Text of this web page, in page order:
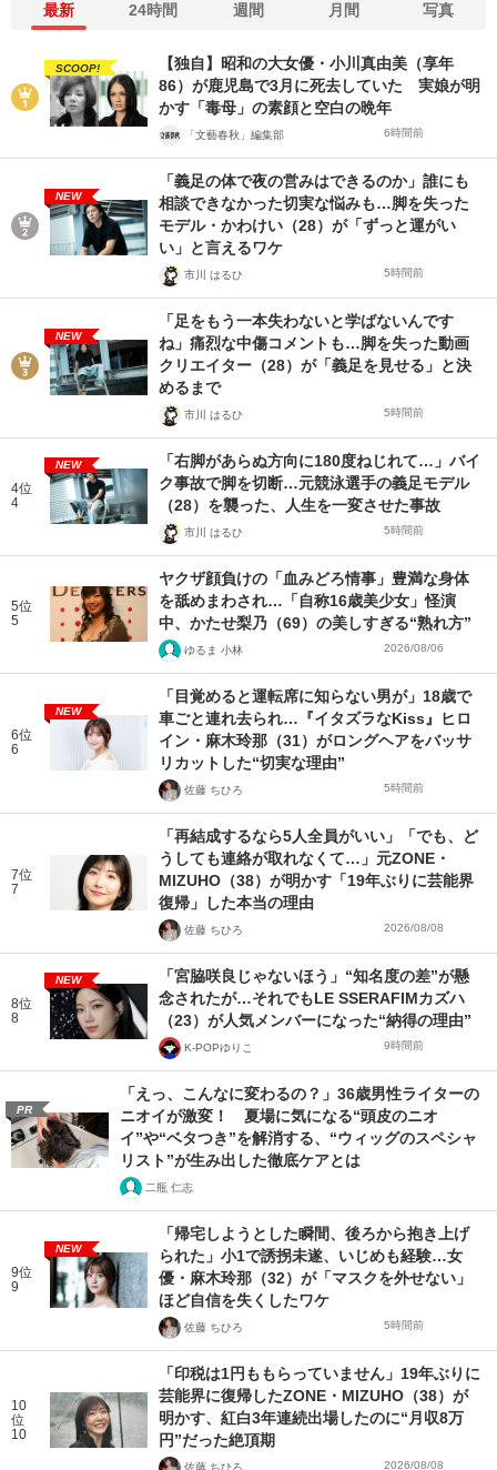
最新 24時間 週間 月間 写真
SCOOP!
【独自】昭和の大女優・小川真由美（享年
86）が鹿児島で3月に死去していた 実娘が明
かす「毒母」の素顔と空白の晩年
「文藝春秋」編集部 6時間前
NEW
「義足の体で夜の営みはできるのか」誰にも
相談できなかった切実な悩みも…脚を失った
モデル・かわけい（28）が「ずっと運がい
い」と言えるワケ
市川 はるひ 5時間前
NEW
「足をもう一本失わないと学ばないんです
ね」痛烈な中傷コメントも…脚を失った動画
クリエイター（28）が「義足を見せる」と決
めるまで
市川 はるひ 5時間前
4位
4
NEW
「右脚があらぬ方向に180度ねじれて…」バイ
ク事故で脚を切断…元競泳選手の義足モデル
（28）を襲った、人生を一変させた事故
市川 はるひ 5時間前
5位
5
ヤクザ顔負けの「血みどろ情事」豊満な身体
を舐めまわされ…「自称16歳美少女」怪演
中、かたせ梨乃（69）の美しすぎる“熟れ方”
ゆるま 小林 2026/08/06
6位
6
NEW
「目覚めると運転席に知らない男が」18歳で
車ごと連れ去られ…『イタズラなKiss』ヒロ
イン・麻木玲那（31）がロングヘアをバッサ
リカットした“切実な理由”
佐藤 ちひろ 5時間前
7位
7
「再結成するなら5人全員がいい」「でも、ど
うしても連絡が取れなくて…」元ZONE・
MIZUHO（38）が明かす「19年ぶりに芸能界
復帰」した本当の理由
佐藤 ちひろ 2026/08/08
8位
8
NEW
「宮脇咲良じゃないほう」“知名度の差”が懸
念されたが…それでもLE SSERAFIMカズハ
（23）が人気メンバーになった“納得の理由”
K-POPゆりこ 9時間前
PR
「えっ、こんなに変わるの？」36歳男性ライターの
ニオイが激変！ 夏場に気になる“頭皮のニオ
イ”や“ベタつき”を解消する、“ウィッグのスペシャ
リスト”が生み出した徹底ケアとは
二瓶 仁志
9位
9
NEW
「帰宅しようとした瞬間、後ろから抱き上げ
られた」小1で誘拐未遂、いじめも経験…女
優・麻木玲那（32）が「マスクを外せない」
ほど自信を失くしたワケ
佐藤 ちひろ 5時間前
10
位
10
「印税は1円ももらっていません」19年ぶりに
芸能界に復帰したZONE・MIZUHO（38）が
明かす、紅白3年連続出場したのに“月収8万
円”だった絶頂期
佐藤 ちひろ 2026/08/08